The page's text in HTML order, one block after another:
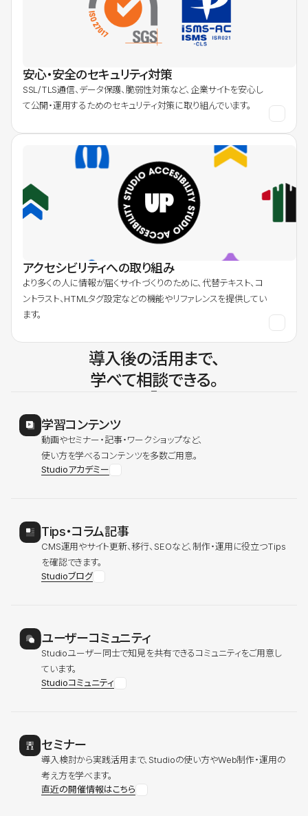
安心・安全のセキュリティ対策
SSL/TLS通信、データ保護、脆弱性対策など、企業サイトを安心し
て公開・運用するためのセキュリティ対策に取り組んでいます。
アクセシビリティへの取り組み
より多くの人に情報が届くサイトづくりのために、代替テキスト、コ
ントラスト、HTMLタグ設定などの機能やリファレンスを提供してい
ます。
導入後の活用まで、
学べて相談できる。
学習コンテンツ
動画やセミナー・記事・ワークショップなど、
使い方を学べるコンテンツを多数ご用意。
Studioアカデミー
Tips・コラム記事
CMS運用やサイト更新、移行、SEOなど、制作・運用に役立つTips
を確認できます。
Studioブログ
ユーザーコミュニティ
Studioユーザー同士で知見を共有できるコミュニティをご用意し
ています。
Studioコミュニティ
セミナー
導入検討から実践活用まで、Studioの使い方やWeb制作・運用の
考え方を学べます。
直近の開催情報はこちら